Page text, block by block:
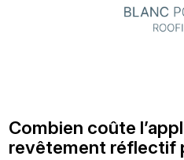
Combien coûte
revêtement réflectif